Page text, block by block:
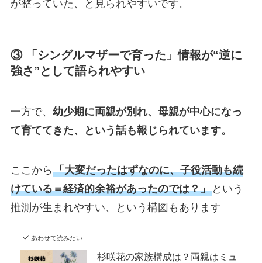
が整っていた、と見られやすいです。
③ 「シングルマザーで育った」情報が“逆に
強さ”として語られやすい
一方で、 幼少期に両親が別れ、母親が中心になっ
て育ててきた、という話も報じられています。
ここから 「大変だったはずなのに、子役活動も続
けている＝経済的余裕があったのでは？」という
推測が生まれやすい、という構図もあります
あわせて読みたい
杉咲花の家族構成は？両親はミュ